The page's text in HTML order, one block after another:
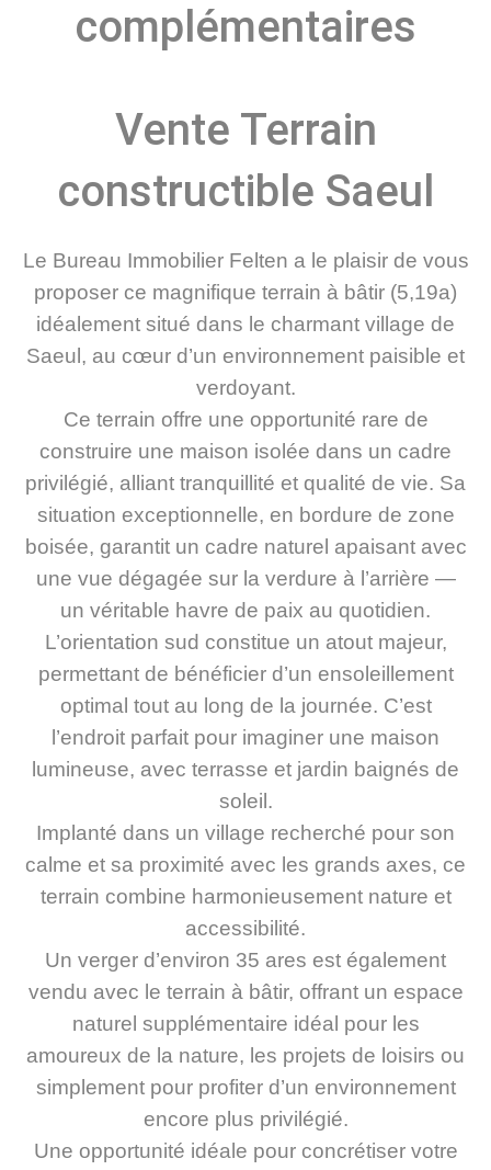
complémentaires
Vente Terrain
constructible Saeul
Le Bureau Immobilier Felten a le plaisir de vous
proposer ce magnifique terrain à bâtir (5,19a)
idéalement situé dans le charmant village de
Saeul, au cœur d’un environnement paisible et
verdoyant.
Ce terrain offre une opportunité rare de
construire une maison isolée dans un cadre
privilégié, alliant tranquillité et qualité de vie. Sa
situation exceptionnelle, en bordure de zone
boisée, garantit un cadre naturel apaisant avec
une vue dégagée sur la verdure à l’arrière —
un véritable havre de paix au quotidien.
L’orientation sud constitue un atout majeur,
permettant de bénéficier d’un ensoleillement
optimal tout au long de la journée. C’est
l’endroit parfait pour imaginer une maison
lumineuse, avec terrasse et jardin baignés de
soleil.
Implanté dans un village recherché pour son
calme et sa proximité avec les grands axes, ce
terrain combine harmonieusement nature et
accessibilité.
Un verger d’environ 35 ares est également
vendu avec le terrain à bâtir, offrant un espace
naturel supplémentaire idéal pour les
amoureux de la nature, les projets de loisirs ou
simplement pour profiter d’un environnement
encore plus privilégié.
Une opportunité idéale pour concrétiser votre